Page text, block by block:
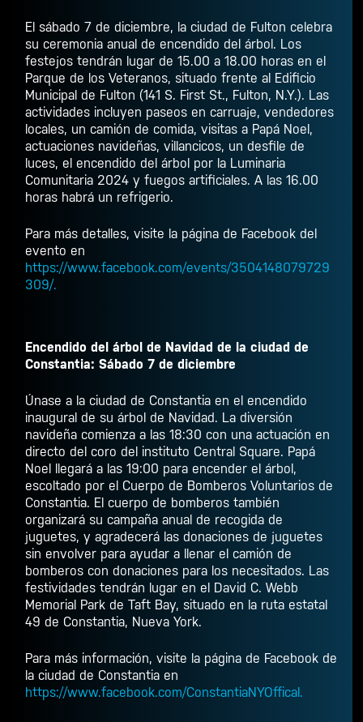
El sábado 7 de diciembre, la ciudad de Fulton celebra
su ceremonia anual de encendido del árbol. Los
festejos tendrán lugar de 15.00 a 18.00 horas en el
Parque de los Veteranos, situado frente al Edificio
Municipal de Fulton (141 S. First St., Fulton, N.Y.). Las
actividades incluyen paseos en carruaje, vendedores
locales, un camión de comida, visitas a Papá Noel,
actuaciones navideñas, villancicos, un desfile de
luces, el encendido del árbol por la Luminaria
Comunitaria 2024 y fuegos artificiales. A las 16.00
horas habrá un refrigerio.
Para más detalles, visite la página de Facebook del
evento en
https://www.facebook.com/events/3504148079729
309/.
Encendido del árbol de Navidad de la ciudad de
Constantia: Sábado 7 de diciembre
Únase a la ciudad de Constantia en el encendido
inaugural de su árbol de Navidad. La diversión
navideña comienza a las 18:30 con una actuación en
directo del coro del instituto Central Square. Papá
Noel llegará a las 19:00 para encender el árbol,
escoltado por el Cuerpo de Bomberos Voluntarios de
Constantia. El cuerpo de bomberos también
organizará su campaña anual de recogida de
juguetes, y agradecerá las donaciones de juguetes
sin envolver para ayudar a llenar el camión de
bomberos con donaciones para los necesitados. Las
festividades tendrán lugar en el David C. Webb
Memorial Park de Taft Bay, situado en la ruta estatal
49 de Constantia, Nueva York.
Para más información, visite la página de Facebook de
la ciudad de Constantia en
https://www.facebook.com/ConstantiaNYOffical.